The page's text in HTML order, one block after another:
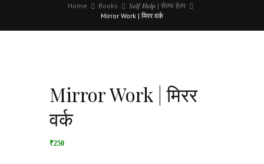
Home
Books
𝑺𝒆𝒍𝒇 𝑯𝒆𝒍𝒑 | सेल्फ हेल्प
Mirror Work | मिरर वर्क
Mirror Work | मिरर
वर्क
₹250